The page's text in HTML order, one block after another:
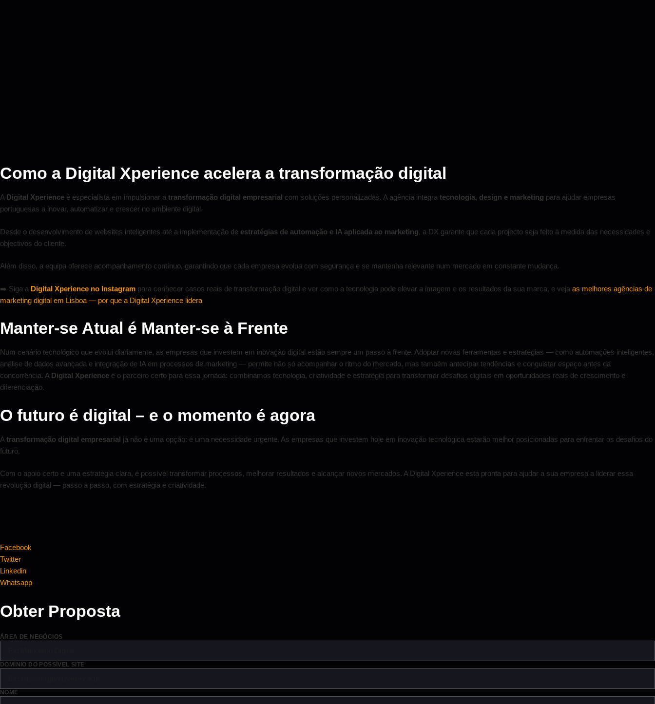
Como a Digital Xperience acelera a transformação digital
A Digital Xperience é especialista em impulsionar a transformação digital empresarial com soluções personalizadas. A agência integra tecnologia, design e marketing para ajudar empresas
portuguesas a inovar, automatizar e crescer no ambiente digital.
Desde o desenvolvimento de websites inteligentes até a implementação de estratégias de automação e IA aplicada ao marketing, a DX garante que cada projecto seja feito à medida das necessidades e
objectivos do cliente.
Além disso, a equipa oferece acompanhamento contínuo, garantindo que cada empresa evolua com segurança e se mantenha relevante num mercado em constante mudança.
➡️ Siga a Digital Xperience no Instagram para conhecer casos reais de transformação digital e ver como a tecnologia pode elevar a imagem e os resultados da sua marca, e veja as melhores agências de
marketing digital em Lisboa — por que a Digital Xperience lidera
Manter-se Atual é Manter-se à Frente
Num cenário tecnológico que evolui diariamente, as empresas que investem em inovação digital estão sempre um passo à frente. Adoptar novas ferramentas e estratégias — como automações inteligentes,
análise de dados avançada e integração de IA em processos de marketing — permite não só acompanhar o ritmo do mercado, mas também antecipar tendências e conquistar espaço antes da
concorrência. A Digital Xperience é o parceiro certo para essa jornada: combinamos tecnologia, criatividade e estratégia para transformar desafios digitais em oportunidades reais de crescimento e
diferenciação.
O futuro é digital – e o momento é agora
A transformação digital empresarial já não é uma opção: é uma necessidade urgente. As empresas que investem hoje em inovação tecnológica estarão melhor posicionadas para enfrentar os desafios do
futuro.
Com o apoio certo e uma estratégia clara, é possível transformar processos, melhorar resultados e alcançar novos mercados. A Digital Xperience está pronta para ajudar a sua empresa a liderar essa
revolução digital — passo a passo, com estratégia e criatividade.
Facebook
Twitter
Linkedin
Whatsapp
Obter Proposta
ÁREA DE NEGÓCIOS
DOMÍNIO DO POSSÍVEL SITE
NOME